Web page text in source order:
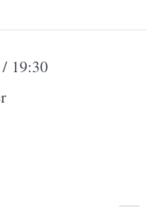
19:30